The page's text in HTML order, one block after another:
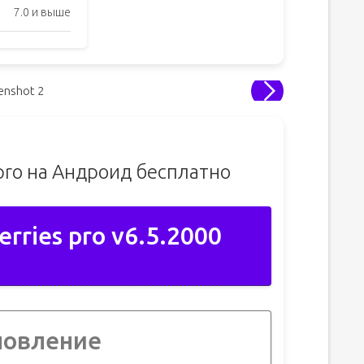
7.0 и выше
на Андроид бесплатно
pro v6.5.2000